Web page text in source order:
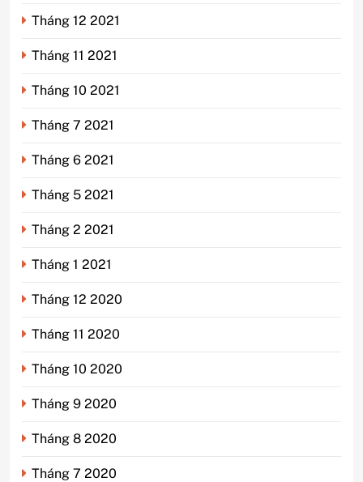
Tháng 12 2021
Tháng 11 2021
Tháng 10 2021
Tháng 7 2021
Tháng 6 2021
Tháng 5 2021
Tháng 2 2021
Tháng 1 2021
Tháng 12 2020
Tháng 11 2020
Tháng 10 2020
Tháng 9 2020
Tháng 8 2020
Tháng 7 2020